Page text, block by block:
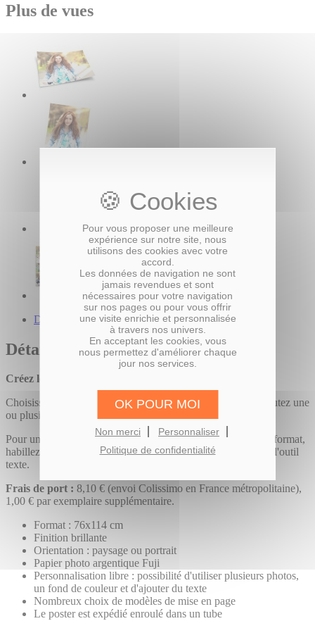
Pour vous proposer une meilleure
expérience sur notre site, nous
utilisons des cookies avec votre
accord.
Les données de navigation ne sont
jamais revendues et sont
nécessaires pour votre navigation
sur nos pages ou pour vous offrir
une visite enrichie et personnalisée
à travers nos univers.
En acceptant les cookies, vous
nous permettez d'améliorer chaque
jour nos services.
OK POUR MOI
Non merci
Personnaliser
Politique de confidentialité
Plus de vues
Description du produit
Détails
Créez le poster photo de vos rêves !
Choisissez entre le format portrait et le format paysage et ajoutez une
ou plusieurs photos à votre poster photo.
Pour une personnalisation optimale de ce tirage photo grand format,
habillez-le d'un fond et rédigez vos commentaires à l'aide de l'outil
texte.
Frais de port : 8,10 € (envoi Colissimo en France métropolitaine),
1,00 € par exemplaire supplémentaire.
Format : 76x114 cm
Finition brillante
Orientation : paysage ou portrait
Papier photo argentique Fuji
Personnalisation libre : possibilité d'utiliser plusieurs photos,
un fond de couleur et d'ajouter du texte
Nombreux choix de modèles de mise en page
Le poster est expédié enroulé dans un tube